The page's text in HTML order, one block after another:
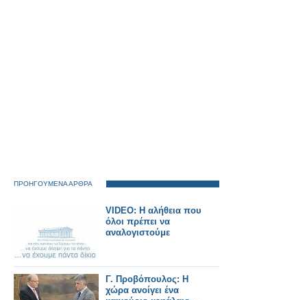
ΠΡΟΗΓΟΥΜΕΝΑ ΑΡΘΡΑ
VIDEO: Η αλήθεια που
όλοι πρέπει να
αναλογιστούμε
Γ. Προβόπουλος: Η
χώρα ανοίγει ένα